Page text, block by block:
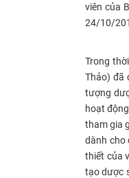
viên của
24/10/
Trong
Thảo) đã
tượng
hoạt
tham gia
dành cho
thiết của
tạo dược